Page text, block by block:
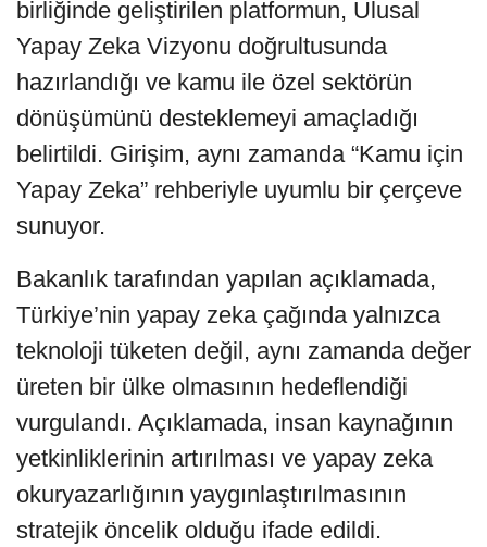
birliğinde geliştirilen platformun, Ulusal
Yapay Zeka Vizyonu doğrultusunda
hazırlandığı ve kamu ile özel sektörün
dönüşümünü desteklemeyi amaçladığı
belirtildi. Girişim, aynı zamanda “Kamu için
Yapay Zeka” rehberiyle uyumlu bir çerçeve
sunuyor.
Bakanlık tarafından yapılan açıklamada,
Türkiye’nin yapay zeka çağında yalnızca
teknoloji tüketen değil, aynı zamanda değer
üreten bir ülke olmasının hedeflendiği
vurgulandı. Açıklamada, insan kaynağının
yetkinliklerinin artırılması ve yapay zeka
okuryazarlığının yaygınlaştırılmasının
stratejik öncelik olduğu ifade edildi.